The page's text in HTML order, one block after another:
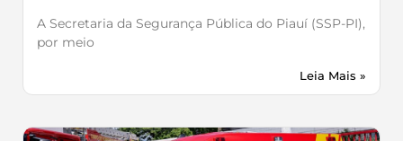
A Secretaria da Segurança Pública do Piauí (SSP-PI),
por meio
Leia Mais »